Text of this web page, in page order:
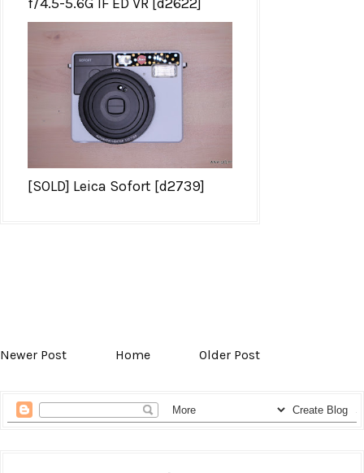
[SOLD] Leica Sofort [d2739]
Newer Post Home Older Post